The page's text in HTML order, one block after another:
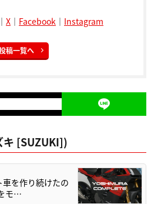
｜ X ｜ Facebook ｜ Instagram
稿一覧へ
キ [SUZUKI])
を作り続けたの
モ…